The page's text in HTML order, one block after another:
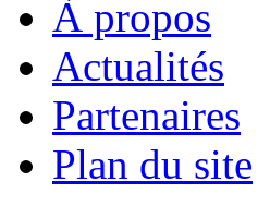
À propos
Actualités
Partenaires
Plan du site